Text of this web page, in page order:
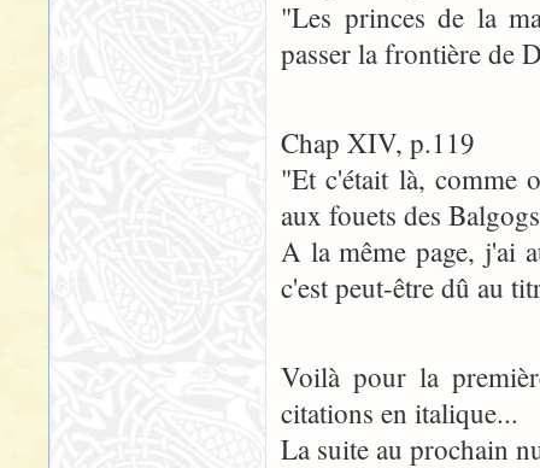
"Les princes de la
passer la frontière de
Chap XIV, p.119
"Et c'était là, comme
aux fouets des
A la même page, j'ai
c'est peut-être dû au
Voilà pour la
citations en italique...
La suite au prochain